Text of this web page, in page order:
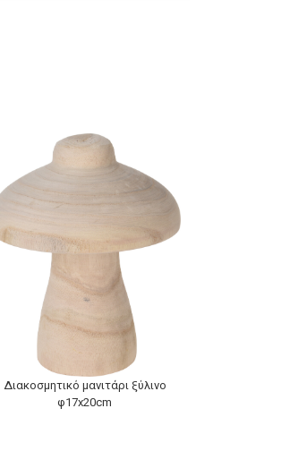
Διακοσμητικό μανιτάρι ξύλινο
φ17x20cm